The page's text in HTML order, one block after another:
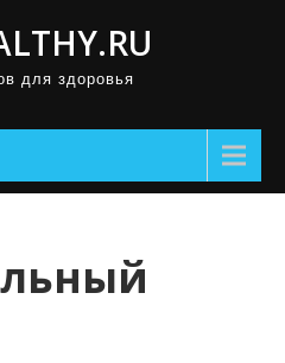
для здоровья